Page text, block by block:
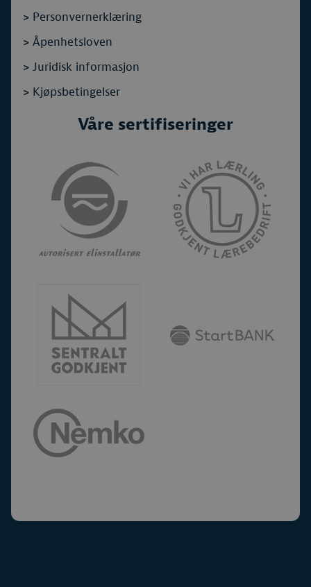
> Personvernerklæring
> Åpenhetsloven
> Juridisk informasjon
> Kjøpsbetingelser
Våre sertifiseringer